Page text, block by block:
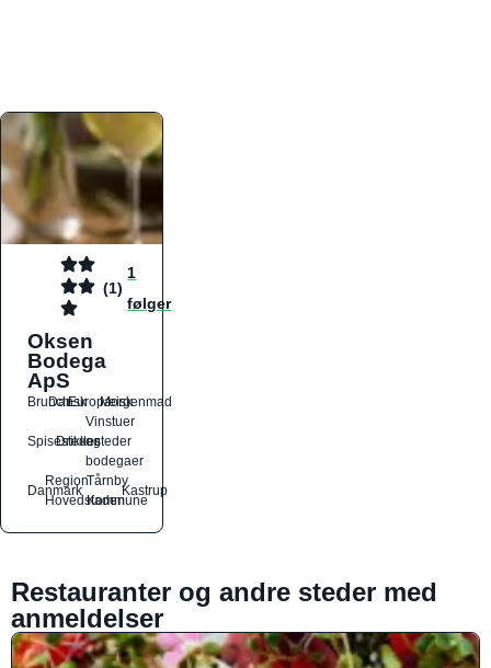
(1)
1
følger
Oksen
Bodega
ApS
Brunch
DanskEuropæiskMorgenmad
Spisesteder
Drikkesteder
Vinstuer
og
bodegaer
Danmark
Region
Hovedstaden
Tårnby
Kommune
Kastrup
Restauranter og andre steder med
anmeldelser